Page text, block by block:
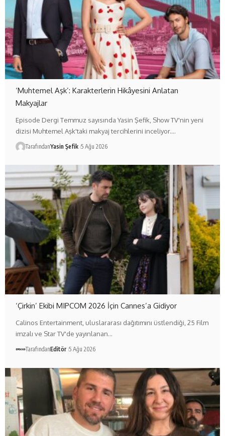
‘Muhtemel Aşk’: Karakterlerin Hikâyesini Anlatan
Makyajlar
Episode Dergi Temmuz sayısında Yasin Şefik, Show TV'nin yeni
dizisi Muhtemel Aşk'taki makyaj tercihlerini inceliyor.…
TarafındanYasin Şefik 5 Ağu 2026
‘Çirkin’ Ekibi MIPCOM 2026 İçin Cannes’a Gidiyor
Calinos Entertainment, uluslararası dağıtımını üstlendiği, 25 Film
imzalı ve Star TV'de yayınlanan…
TarafındanEditör 5 Ağu 2026